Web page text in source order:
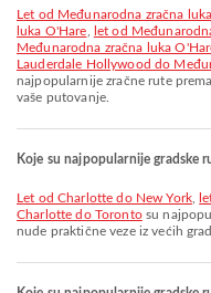
let od Međunarodna zračna luka Southwest Florida do Međunarodna zračna
luka O'Hare
let od
Međunarodna zračna luka
Lauderdale Hollywood do
najpopularnije zračne rute
vaše putovanje.
Koje su najpopularnije gradske
let od Charlotte do New York,
Charlotte do Torontosu
nude praktične veze iz većih